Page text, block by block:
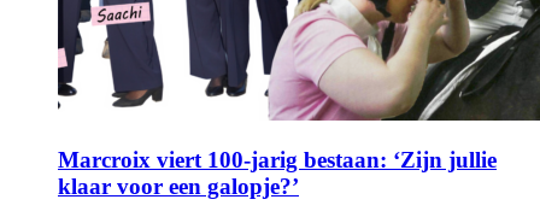
Marcroix viert 100-jarig bestaan: ‘Zijn jullie
klaar voor een galopje?’